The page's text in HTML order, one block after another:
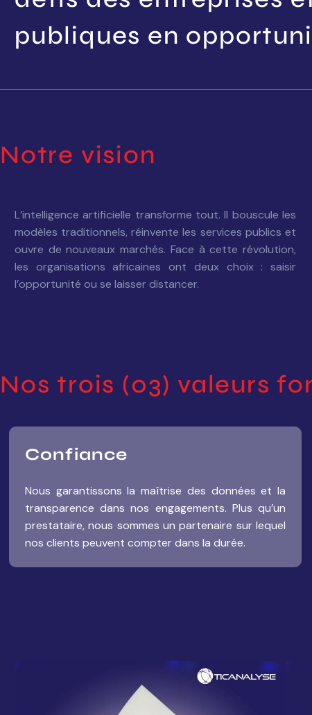
publiques en
Notre vision
L’intelligence artificielle transforme tout. Il bouscule les
modèles traditionnels, réinvente les services publics et
ouvre de nouveaux marchés. Face à cette révolution,
les organisations africaines ont deux choix : saisir
l’opportunité ou se laisser distancer.
Nos trois (03) valeurs
Confiance
Nous garantissons la maîtrise des données et la
transparence dans nos engagements. Plus qu’un
prestataire, nous sommes un partenaire sur lequel
nos clients peuvent compter dans la durée.